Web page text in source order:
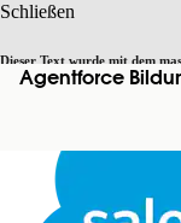
Schließen
Dieser Text wurde mit dem
Weitere Details finden Siehier
Agentforce